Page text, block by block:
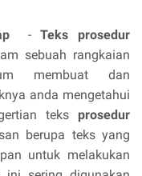
-Teks prosedur
sebuah rangkaian
membuat dan
anda mengetahui
teks prosedur
berupa teks yang
untuk melakukan